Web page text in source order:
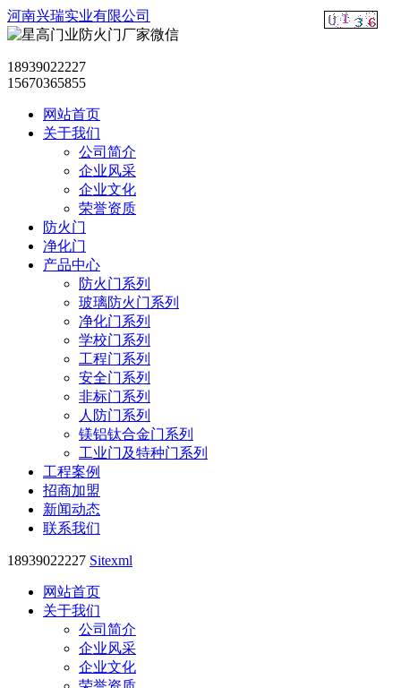
河南兴瑞实业有限公司
18939022227
15670365855
网站首页
关于我们
公司简介
企业风采
企业文化
荣誉资质
防火门
净化门
产品中心
防火门系列
玻璃防火门系列
净化门系列
学校门系列
工程门系列
安全门系列
非标门系列
人防门系列
镁铝钛合金门系列
工业门及特种门系列
工程案例
招商加盟
新闻动态
联系我们
18939022227 Sitexml
网站首页
关于我们
公司简介
企业风采
企业文化